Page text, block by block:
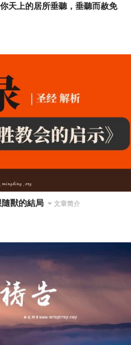
天上的居所垂聽，垂聽而赦免
隨獸的結局 文章简介